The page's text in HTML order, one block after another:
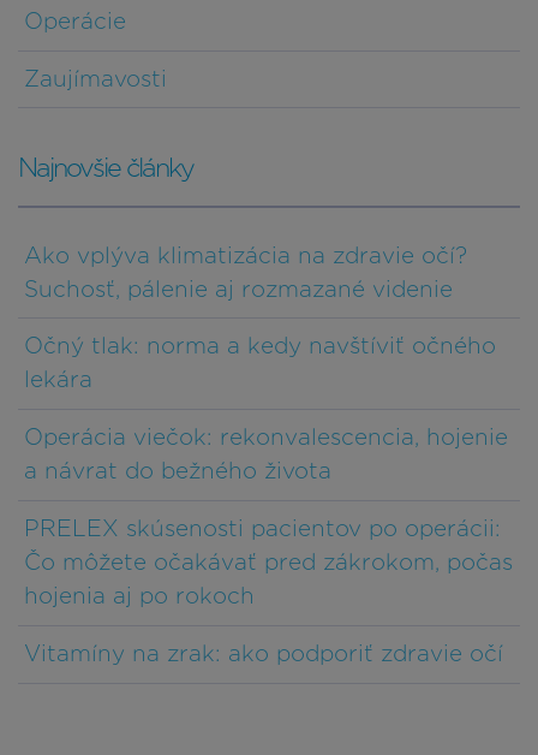
Operácie
Zaujímavosti
Najnovšie články
Ako vplýva klimatizácia na zdravie očí?
Suchosť, pálenie aj rozmazané videnie
Očný tlak: norma a kedy navštíviť očného
lekára
Operácia viečok: rekonvalescencia, hojenie
a návrat do bežného života
PRELEX skúsenosti pacientov po operácii:
Čo môžete očakávať pred zákrokom, počas
hojenia aj po rokoch
Vitamíny na zrak: ako podporiť zdravie očí